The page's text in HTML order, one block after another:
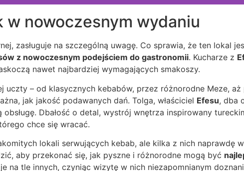
w nowoczesnym wydaniu
zasługuje na szczególną uwagę. Co sprawia, że ten lokal
z nowoczesnym podejściem do gastronomii. Kucharze z
nawet najbardziej wymagających smakoszy.
uczty – od klasycznych kebabów, przez różnorodne Meze,
jak jakość podawanych dań. Tolga, właściciel Efesu, dba
Dbałość o detal, wystrój wnętrza inspirowany
chce się wracać.
lokali serwujących kebab, ale kilka z nich naprawdę
aby przekonać się, jak pyszne i różnorodne mogą być
na tle innych, czyniąc wizytę w nich niezapomnianym